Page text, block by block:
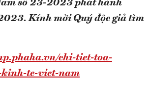
số 23-2023 phát hành
Kính mời Quý độc giả tìm
chi-tiet-toa-
te-viet-nam